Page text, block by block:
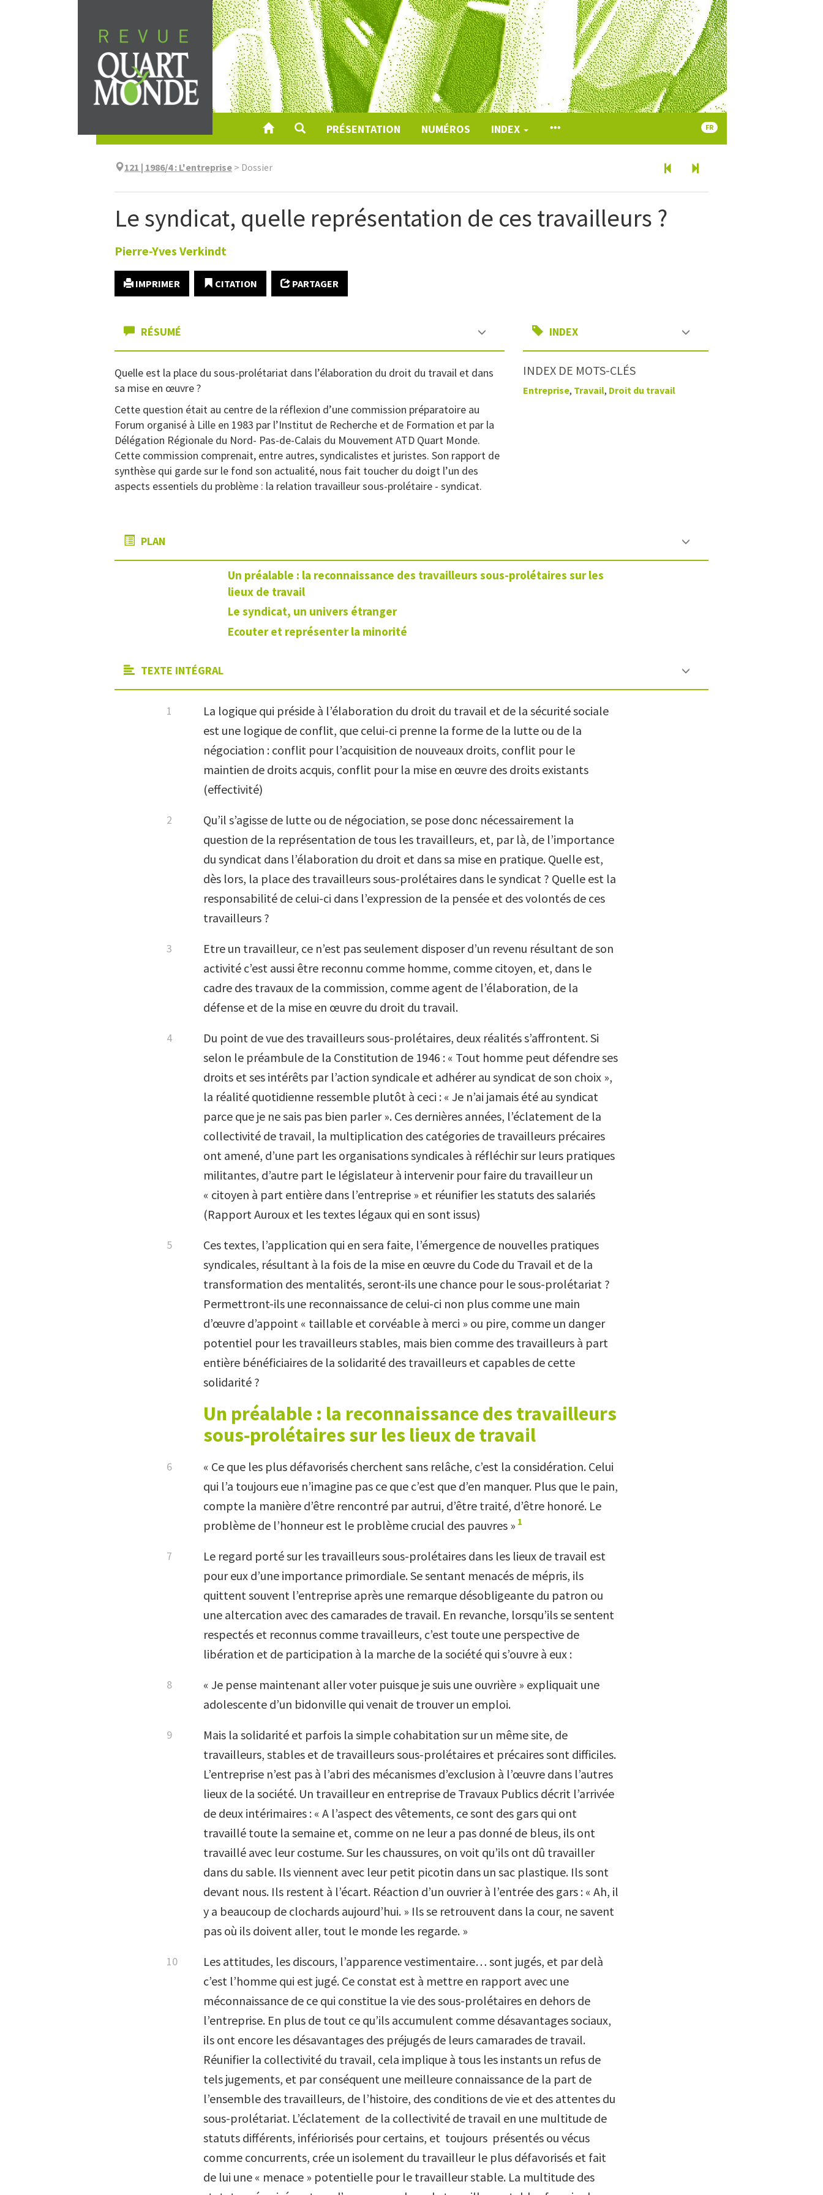
au
contenu
PRÉSENTATION NUMÉROS INDEX FR
121 | 1986/4: L'entreprise > Dossier
Le syndicat, quelle représentation de ces travailleurs ?
Pierre-Yves Verkindt
IMPRIMER CITATION PARTAGER
RÉSUMÉ
Quelle est la place du sous-prolétariat dans l’élaboration du droit du travail et dans
sa mise en œuvre ?
Cette question était au centre de la réflexion d’une commission préparatoire au
Forum organisé à Lille en 1983 par l’Institut de Recherche et de Formation et par la
Délégation Régionale du Nord- Pas-de-Calais du Mouvement ATD Quart Monde.
Cette commission comprenait, entre autres, syndicalistes et juristes. Son rapport de
synthèse qui garde sur le fond son actualité, nous fait toucher du doigt l’un des
aspects essentiels du problème : la relation travailleur sous-prolétaire - syndicat.
INDEX
INDEX DE MOTS-CLÉS
Entreprise, Travail, Droit du travail
PLAN
Un préalable : la reconnaissance des travailleurs sous-prolétaires sur les
lieux de travail
Le syndicat, un univers étranger
Ecouter et représenter la minorité
TEXTE INTÉGRAL
La logique qui préside à l’élaboration du droit du travail et de la sécurité sociale
est une logique de conflit, que celui-ci prenne la forme de la lutte ou de la
négociation : conflit pour l’acquisition de nouveaux droits, conflit pour le
maintien de droits acquis, conflit pour la mise en œuvre des droits existants
(effectivité)
Qu’il s’agisse de lutte ou de négociation, se pose donc nécessairement la
question de la représentation de tous les travailleurs, et, par là, de l’importance
du syndicat dans l’élaboration du droit et dans sa mise en pratique. Quelle est,
dès lors, la place des travailleurs sous-prolétaires dans le syndicat ? Quelle est la
responsabilité de celui-ci dans l’expression de la pensée et des volontés de ces
travailleurs ?
Etre un travailleur, ce n’est pas seulement disposer d’un revenu résultant de son
activité c’est aussi être reconnu comme homme, comme citoyen, et, dans le
cadre des travaux de la commission, comme agent de l’élaboration, de la
défense et de la mise en œuvre du droit du travail.
Du point de vue des travailleurs sous-prolétaires, deux réalités s’affrontent. Si
selon le préambule de la Constitution de 1946 : « Tout homme peut défendre ses
droits et ses intérêts par l’action syndicale et adhérer au syndicat de son choix »,
la réalité quotidienne ressemble plutôt à ceci : « Je n’ai jamais été au syndicat
parce que je ne sais pas bien parler ». Ces dernières années, l’éclatement de la
collectivité de travail, la multiplication des catégories de travailleurs précaires
ont amené, d’une part les organisations syndicales à réfléchir sur leurs pratiques
militantes, d’autre part le législateur à intervenir pour faire du travailleur un
« citoyen à part entière dans l’entreprise » et réunifier les statuts des salariés
(Rapport Auroux et les textes légaux qui en sont issus)
Ces textes, l’application qui en sera faite, l’émergence de nouvelles pratiques
syndicales, résultant à la fois de la mise en œuvre du Code du Travail et de la
transformation des mentalités, seront-ils une chance pour le sous-prolétariat ?
Permettront-ils une reconnaissance de celui-ci non plus comme une main
d’œuvre d’appoint « taillable et corvéable à merci » ou pire, comme un danger
potentiel pour les travailleurs stables, mais bien comme des travailleurs à part
entière bénéficiaires de la solidarité des travailleurs et capables de cette
solidarité ?
Un préalable : la reconnaissance des travailleurs
sous-prolétaires sur les lieux de travail
« Ce que les plus défavorisés cherchent sans relâche, c’est la considération. Celui
qui l’a toujours eue n’imagine pas ce que c’est que d’en manquer. Plus que le pain,
compte la manière d’être rencontré par autrui, d’être traité, d’être honoré. Le
problème de l’honneur est le problème crucial des pauvres » 1
Le regard porté sur les travailleurs sous-prolétaires dans les lieux de travail est
pour eux d’une importance primordiale. Se sentant menacés de mépris, ils
quittent souvent l’entreprise après une remarque désobligeante du patron ou
une altercation avec des camarades de travail. En revanche, lorsqu’ils se sentent
respectés et reconnus comme travailleurs, c’est toute une perspective de
libération et de participation à la marche de la société qui s’ouvre à eux :
« Je pense maintenant aller voter puisque je suis une ouvrière » expliquait une
adolescente d’un bidonville qui venait de trouver un emploi.
Mais la solidarité et parfois la simple cohabitation sur un même site, de
travailleurs, stables et de travailleurs sous-prolétaires et précaires sont difficiles.
L’entreprise n’est pas à l’abri des mécanismes d’exclusion à l’œuvre dans l’autres
lieux de la société. Un travailleur en entreprise de Travaux Publics décrit l’arrivée
de deux intérimaires : « A l’aspect des vêtements, ce sont des gars qui ont
travaillé toute la semaine et, comme on ne leur a pas donné de bleus, ils ont
travaillé avec leur costume. Sur les chaussures, on voit qu’ils ont dû travailler
dans du sable. Ils viennent avec leur petit picotin dans un sac plastique. Ils sont
devant nous. Ils restent à l’écart. Réaction d’un ouvrier à l’entrée des gars : « Ah, il
y a beaucoup de clochards aujourd’hui. » Ils se retrouvent dans la cour, ne savent
pas où ils doivent aller, tout le monde les regarde. »
Les attitudes, les discours, l’apparence vestimentaire… sont jugés, et par delà
c’est l’homme qui est jugé. Ce constat est à mettre en rapport avec une
méconnaissance de ce qui constitue la vie des sous-prolétaires en dehors de
l’entreprise. En plus de tout ce qu’ils accumulent comme désavantages sociaux,
ils ont encore les désavantages des préjugés de leurs camarades de travail.
Réunifier la collectivité du travail, cela implique à tous les instants un refus de
tels jugements, et par conséquent une meilleure connaissance de la part de
l’ensemble des travailleurs, de l’histoire, des conditions de vie et des attentes du
sous-prolétariat. L’éclatement de la collectivité de travail en une multitude de
statuts différents, infériorisés pour certains, et toujours présentés ou vécus
comme concurrents, crée un isolement du travailleur le plus défavorisés et fait
de lui une « menace » potentielle pour le travailleur stable. La multitude des